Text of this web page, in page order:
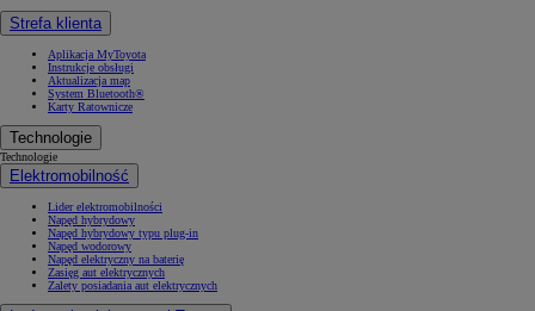
Strefa klienta
Aplikacja MyToyota
Instrukcje obsługi
Aktualizacja map
System Bluetooth®
Karty Ratownicze
Technologie
Technologie
Elektromobilność
Lider elektromobilności
Napęd hybrydowy
Napęd hybrydowy typu plug-in
Napęd wodorowy
Napęd elektryczny na baterię
Zasięg aut elektrycznych
Zalety posiadania aut elektrycznych